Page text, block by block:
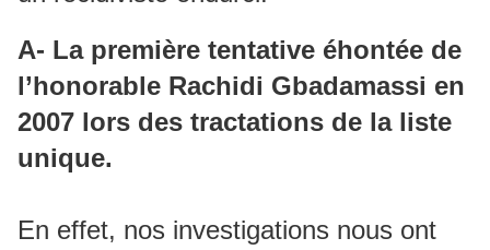
A- La première tentative éhontée de
l’honorable Rachidi Gbadamassi en
2007 lors des tractations de la liste
unique.
En effet, nos investigations nous ont